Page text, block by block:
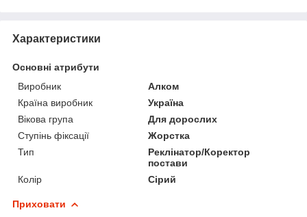
Характеристики
Основні атрибути
Виробник
Алком
Країна виробник
Україна
Вікова група
Для дорослих
Ступінь фіксації
Жорстка
Тип
Реклінатор/Коректор
постави
Колір
Сірий
Приховати